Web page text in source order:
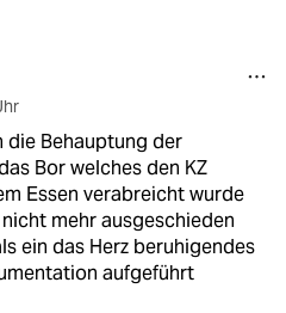
die Behauptung der
Bor welches den KZ
Essen verabreicht wurde
mehr ausgeschieden
ein das Herz beruhigendes
aufgeführt